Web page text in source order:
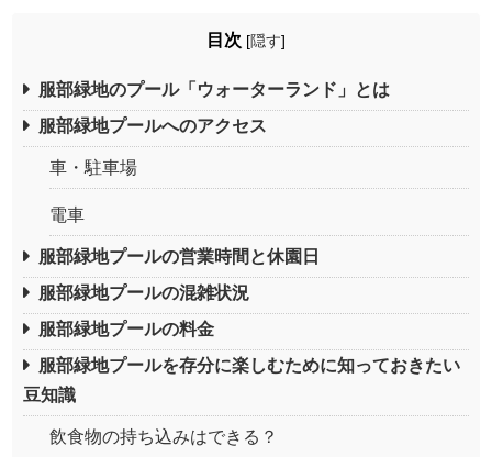
目次 [隠す]
服部緑地のプール「ウォーターランド」とは
服部緑地プールへのアクセス
車・駐車場
電車
服部緑地プールの営業時間と休園日
服部緑地プールの混雑状況
服部緑地プールの料金
服部緑地プールを存分に楽しむために知っておきたい
豆知識
飲食物の持ち込みはできる？